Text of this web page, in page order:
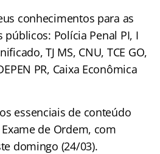
conhecimentos para as
públicos: Polícia Penal PI, I
TJ MS, CNU, TCE GO,
PR, Caixa Econômica
essenciais de conteúdo
de Ordem, com
domingo (24/03).